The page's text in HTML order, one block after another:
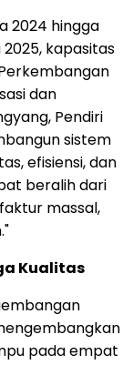
2024 hingga
kapasitas
dan
Pendiri
sistem
efisiensi, dan
beralih dari
massal,
Kualitas
pada empat